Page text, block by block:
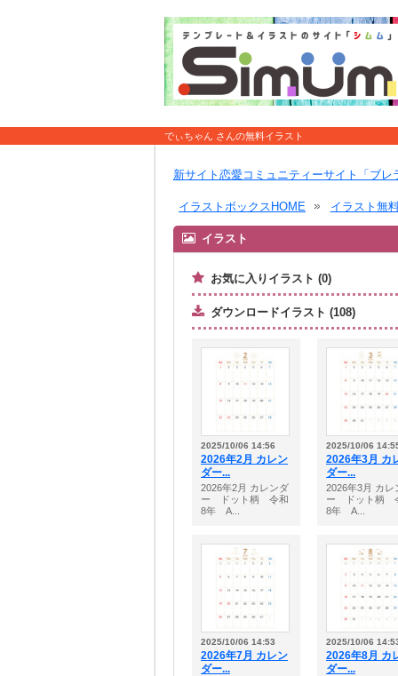
でぃちゃん さんの無料イラスト
新サイト恋愛コミュニティーサイト「ブレ
イラストボックスHOME イラスト無
イラスト
お気に入りイラスト (0)
ダウンロードイラスト (108)
2025/10/06 14:56
2026年2月 カレン
ダー...
2026年2月 カレンダ
ー ドット柄 令和
8年 A...
2025/10/06
2026年3月 カ
ダー...
2026年3月 カレ
ー ドット柄
8年 A...
2025/10/06 14:53
2026年7月 カレン
ダー...
2025/10/06
2026年8月 カ
ダー...